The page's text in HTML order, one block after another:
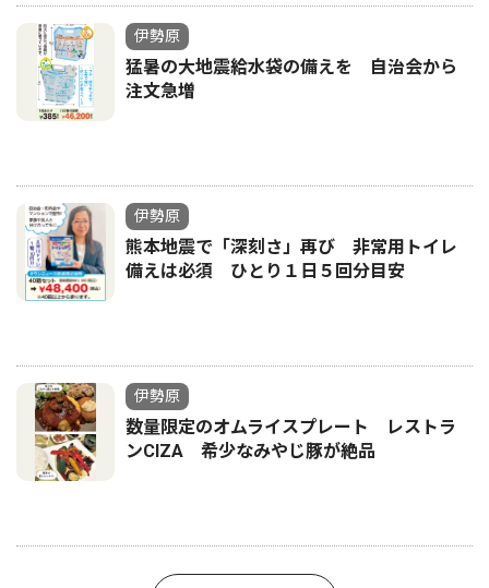
伊勢原
猛暑の大地震給水袋の備えを 自治会から
注文急増
伊勢原
熊本地震で「深刻さ」再び 非常用トイレ
備えは必須 ひとり１日５回分目安
伊勢原
数量限定のオムライスプレート レストラ
ンCIZA 希少なみやじ豚が絶品